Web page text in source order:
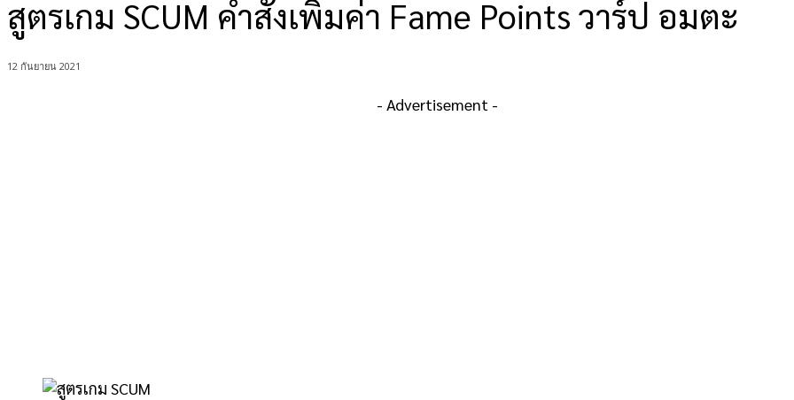
สูตรเกม SCUM คำสั่งเพิ่มค่า Fame Points วาร์ป อมตะ
12 กันยายน 2021
- Advertisement -